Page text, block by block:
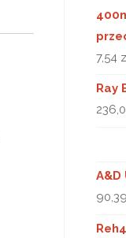
7,54
Ray
A&D
90,39